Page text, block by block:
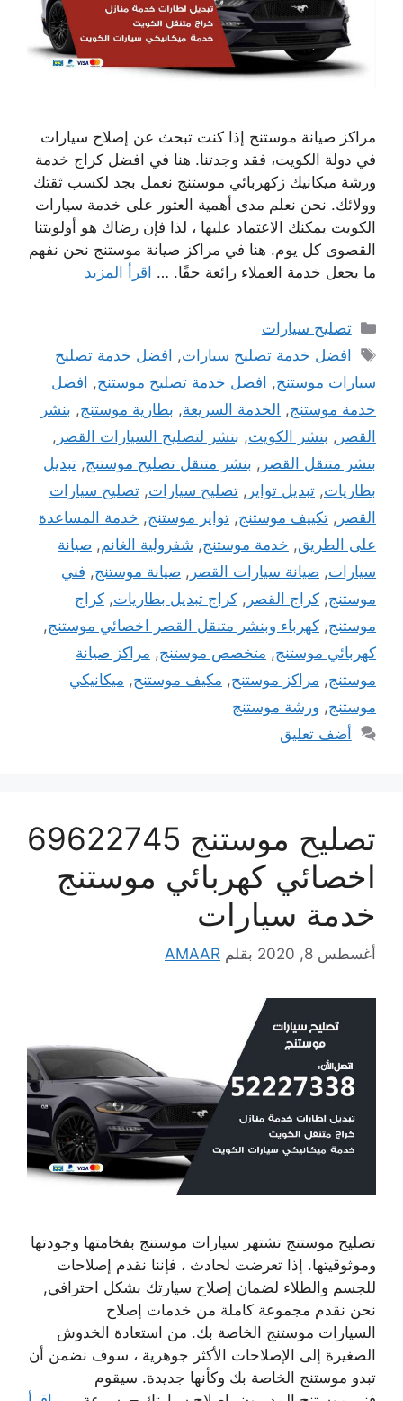
مراكز صيانة موستنج إذا كنت تبحث عن إصلاح سيارات
في دولة الكويت، فقد وجدتنا. هنا في افضل كراج خدمة
ورشة ميكانيك زكهربائي موستنج نعمل بجد لكسب ثقتك
وولائك. نحن نعلم مدى أهمية العثور على خدمة سيارات
الكويت يمكنك الاعتماد عليها ، لذا فإن رضاك ​​هو أولويتنا
القصوى كل يوم. هنا في مراكز صيانة موستنج نحن نفهم
ما يجعل خدمة العملاء رائعة حقًا. … اقرأ المزيد
التصنيفات
تصليح سيارات
الوسوم
افضل خدمة تصليح سيارات, افضل خدمة تصليح
سيارات موستنج, افضل خدمة تصليح موستنج, افضل
خدمة موستنج, الخدمة السريعة, بطارية موستنج, بنشر
القصر , بنشر الكويت, بنشر لتصليح السيارات القصر ,
بنشر متنقل القصر , بنشر متنقل تصليح موستنج, تبديل
بطاريات, تبديل تواير , تصليح سيارات, تصليح سيارات
القصر , تكييف موستنج, تواير موستنج, خدمة المساعدة
على الطريق, خدمة موستنج, شفرولية الغانم, صيانة
سيارات, صيانة سيارات القصر , صيانة موستنج, فني
موستنج, كراج القصر , كراج تبديل بطاريات, كراج
موستنج, كهرباء وبنشر متنقل القصر اخصائي موستنج,
كهربائي موستنج, متخصص موستنج, مراكز صيانة
موستنج, مراكز موستنج, مكيف موستنج, ميكانيكي
موستنج, ورشة موستنج
أضف تعليق
تصليح موستنج 69622745
اخصائي كهربائي موستنج
خدمة سيارات
أغسطس 8, 2020 بقلم AMAAR
تصليح موستنج تشتهر سيارات موستنج بفخامتها وجودتها
وموثوقيتها. إذا تعرضت لحادث ، فإننا نقدم إصلاحات
للجسم والطلاء لضمان إصلاح سيارتك بشكل احترافي,
نحن نقدم مجموعة كاملة من خدمات إصلاح
السيارات موستنج الخاصة بك. من استعادة الخدوش
الصغيرة إلى الإصلاحات الأكثر جوهرية ، سوف نضمن أن
تبدو موستنج الخاصة بك وكأنها جديدة. سيقوم